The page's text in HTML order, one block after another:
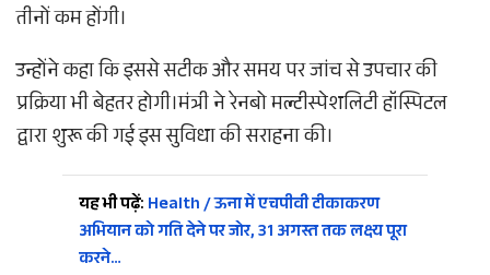
तीनों कम होंगी।
उन्होंने कहा कि इससे सटीक और समय पर जांच से उपचार की
प्रक्रिया भी बेहतर होगी।मंत्री ने रेनबो मल्टीस्पेशलिटी हॉस्पिटल
द्वारा शुरू की गई इस सुविधा की सराहना की।
यह भी पढ़ें: Health / ऊना में एचपीवी टीकाकरण
अभियान को गति देने पर जोर, 31 अगस्त तक लक्ष्य पूरा
करने…